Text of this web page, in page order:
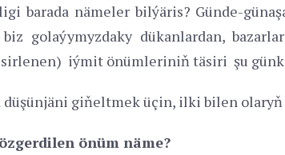
barada nämeler bilýäris? Günde-
golaýymyzdaky dükanlardan,
iýmit önümleriniň täsiri şu
düşünjäni giňeltmek üçin, ilki bilen
önüm näme?